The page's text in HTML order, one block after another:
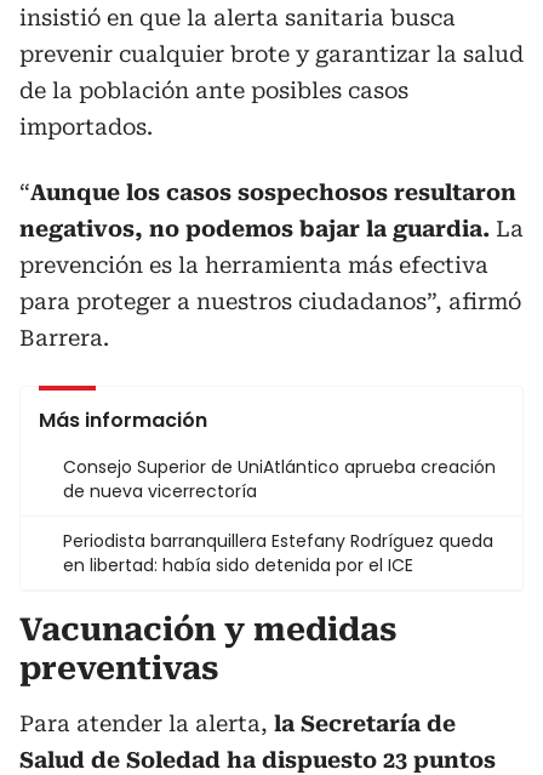
insistió en que la alerta sanitaria busca
prevenir cualquier brote y garantizar la salud
de la población ante posibles casos
importados.
“Aunque los casos sospechosos resultaron
negativos, no podemos bajar la guardia. La
prevención es la herramienta más efectiva
para proteger a nuestros ciudadanos”, afirmó
Barrera.
Más información
Consejo Superior de UniAtlántico aprueba creación
de nueva vicerrectoría
Periodista barranquillera Estefany Rodríguez queda
en libertad: había sido detenida por el ICE
Vacunación y medidas
preventivas
Para atender la alerta, la Secretaría de
Salud de Soledad ha dispuesto 23 puntos